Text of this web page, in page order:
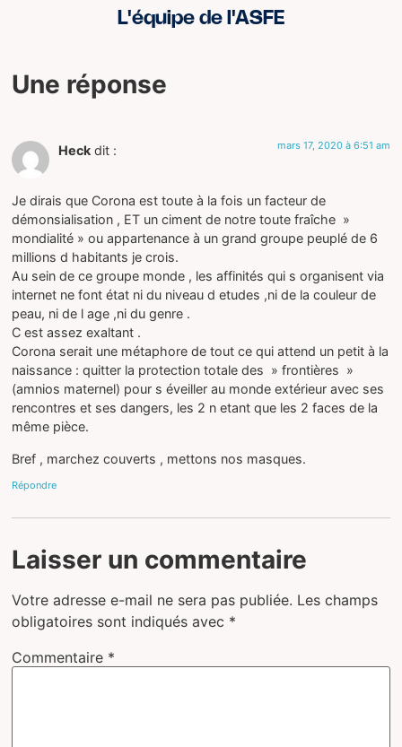
L'équipe de l'ASFE
Une réponse
Heck dit : mars 17, 2020 à 6:51 am
Je dirais que Corona est toute à la fois un facteur de
démonsialisation , ET un ciment de notre toute fraîche »
mondialité » ou appartenance à un grand groupe peuplé de 6
millions d habitants je crois.
Au sein de ce groupe monde , les affinités qui s organisent via
internet ne font état ni du niveau d etudes ,ni de la couleur de
peau, ni de l age ,ni du genre .
C est assez exaltant .
Corona serait une métaphore de tout ce qui attend un petit à la
naissance : quitter la protection totale des » frontières »
(amnios maternel) pour s éveiller au monde extérieur avec ses
rencontres et ses dangers, les 2 n etant que les 2 faces de la
même pièce.
Bref , marchez couverts , mettons nos masques.
Répondre
Laisser un commentaire
Votre adresse e-mail ne sera pas publiée. Les champs
obligatoires sont indiqués avec *
Commentaire *